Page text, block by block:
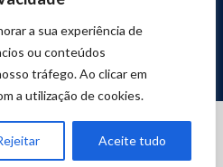
a sua experiência de
ou conteúdos
tráfego. Ao clicar em
a utilização de cookies.
Aceite tudo
DESENVOLVIDO POR
JOSEXAVIER.COM